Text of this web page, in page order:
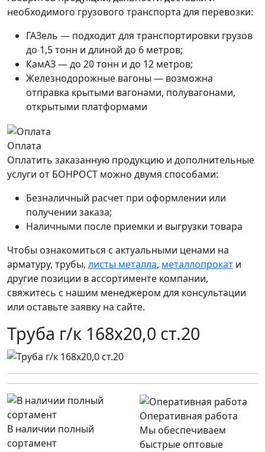
необходимого грузового транспорта для перевозки:
ГАЗель — подходит для транспортировки грузов
до 1,5 тонн и длиной до 6 метров;
КамАЗ — до 20 тонн и до 12 метров;
Железнодорожные вагоны — возможна
отправка крытыми вагонами, полувагонами,
открытыми платформами
Оплата
Оплатить заказанную продукцию и дополнительные
услуги от БОНРОСТ можно двумя способами:
Безналичный расчет при оформлении или
получении заказа;
Наличными после приемки и выгрузки товара
Чтобы ознакомиться с актуальными ценами на
арматуру, трубы, листы металла, металлопрокат и
другие позиции в ассортименте компании,
свяжитесь с нашим менеджером для консультации
или оставьте заявку на сайте.
Труба г/к 168х20,0 ст.20
В наличии полный
сортамент
Оперативная работа
Мы обеспечиваем
быстрые оптовые